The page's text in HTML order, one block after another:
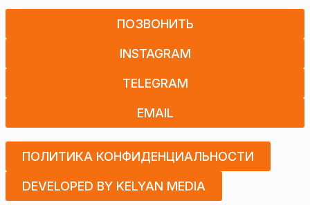
ПОЗВОНИТЬ
INSTAGRAM
TELEGRAM
EMAIL
ПОЛИТИКА КОНФИДЕНЦИАЛЬНОСТИ
DEVELOPED BY KELYAN MEDIA